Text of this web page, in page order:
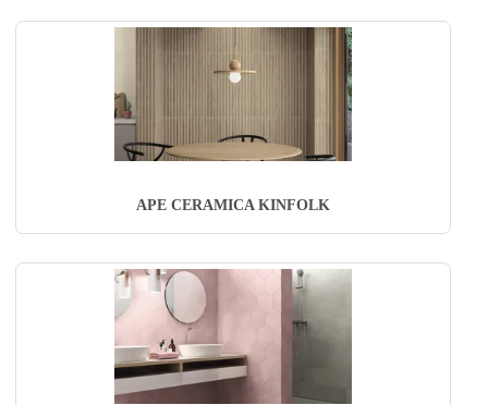
APE CERAMICA KINFOLK